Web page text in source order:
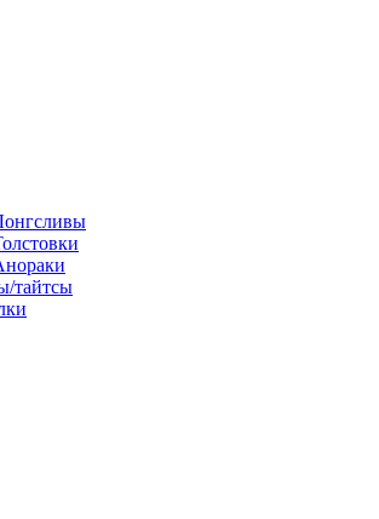
тайтсы